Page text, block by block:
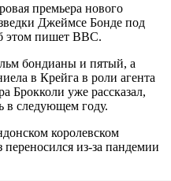
премьера нового
Джеймсе Бонде под
этом пишет ВВС.
бондианы и пятый, а
в Крейга в роли агента
Брокколи уже рассказал,
в следующем году.
королевском
из-за пандемии